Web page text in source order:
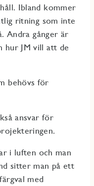
Ibland kommer
ritning som inte
Andra gånger är
hur JM vill att de
behövs för
ansvar för
i luften och man
sitter man på ett
med